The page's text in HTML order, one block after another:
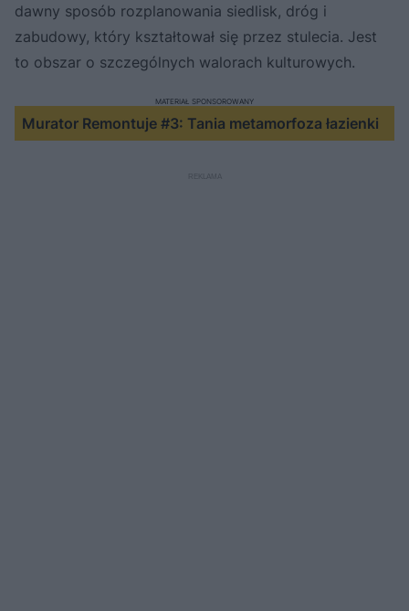
dawny sposób rozplanowania siedlisk, dróg i
zabudowy, który kształtował się przez stulecia. Jest
to obszar o szczególnych walorach kulturowych.
Murator Remontuje #3: Tania metamorfoza łazienki
MATERIAŁ SPONSOROWANY